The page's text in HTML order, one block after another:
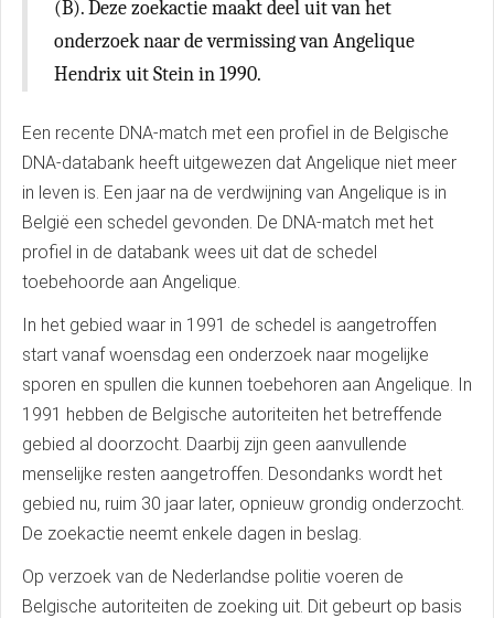
(B). Deze zoekactie maakt deel uit van het
onderzoek naar de vermissing van Angelique
Hendrix uit Stein in 1990.
Een recente DNA-match met een profiel in de Belgische
DNA-databank heeft uitgewezen dat Angelique niet meer
in leven is. Een jaar na de verdwijning van Angelique is in
België een schedel gevonden. De DNA-match met het
profiel in de databank wees uit dat de schedel
toebehoorde aan Angelique.
In het gebied waar in 1991 de schedel is aangetroffen
start vanaf woensdag een onderzoek naar mogelijke
sporen en spullen die kunnen toebehoren aan Angelique. In
1991 hebben de Belgische autoriteiten het betreffende
gebied al doorzocht. Daarbij zijn geen aanvullende
menselijke resten aangetroffen. Desondanks wordt het
gebied nu, ruim 30 jaar later, opnieuw grondig onderzocht.
De zoekactie neemt enkele dagen in beslag.
Op verzoek van de Nederlandse politie voeren de
Belgische autoriteiten de zoeking uit. Dit gebeurt op basis